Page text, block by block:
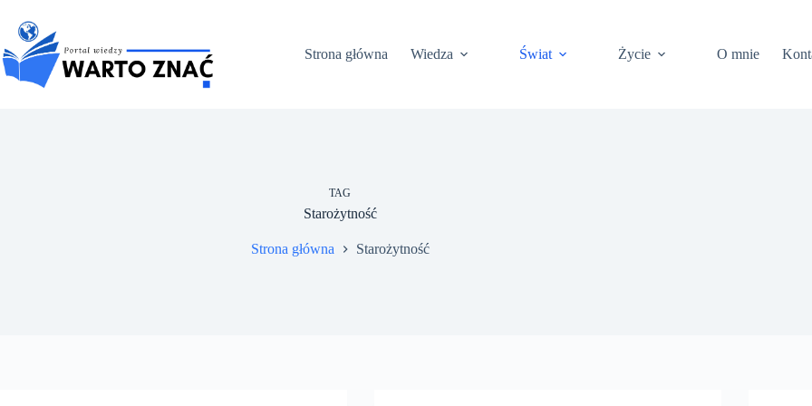
treści
Strona główna
Wiedza Świat Życie O mnie
TAG
Starożytność
Strona główna Starożytność